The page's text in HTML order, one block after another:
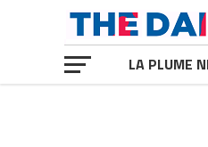
LA PLUME